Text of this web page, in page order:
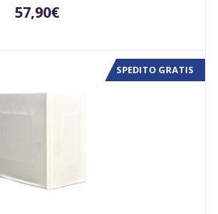
57,90€
SPEDITO GRATIS